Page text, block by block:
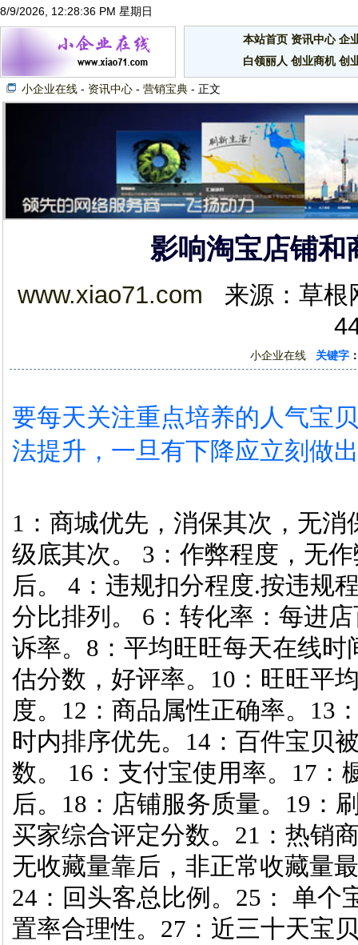
8/9/2026, 12:28:36 PM 星期日
本站首页 资讯中心 企
白领丽人 创业商机 创
小企业在线 - 资讯中心 - 营销宝典 - 正文
影响淘宝店铺和
www.xiao71.com 来源：草
小企业在线 关键字
要每天关注重点培养的人气宝
法提升，一旦有下降应立刻做
1：商城优先，消保其次，无
级底其次。 3：作弊程度，无
后。 4：违规扣分程度.按违规
分比排列。 6：转化率：每进
诉率。8：平均旺旺每天在线
估分数，好评率。10：旺旺平
度。12：商品属性正确率。13
时内排序优先。14：百件宝贝
数。 16：支付宝使用率。17：
后。18：店铺服务质量。19：
买家综合评定分数。21：热销
无收藏量靠后，非正常收藏量
24：回头客总比例。25： 单个
置率合理性。27：近三十天宝